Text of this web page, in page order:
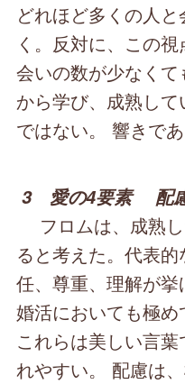
どれほど多くの人
く。反対に、この
会いの数が少なく
から学び、成熟し
ではない。 響きであ
3 愛の4要素配慮
フロムは、成熟
ると考えた。代表
任、尊重、理解が挙
婚活においても極め
これらは美しい言
れやすい。 配慮は